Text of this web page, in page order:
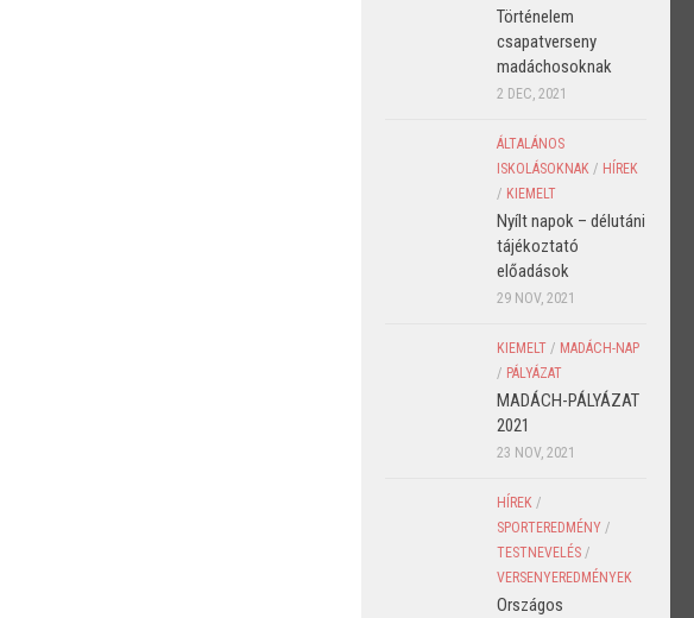
Történelem
csapatverseny
madáchosoknak
2 DEC, 2021
ÁLTALÁNOS
ISKOLÁSOKNAK / HÍREK
/ KIEMELT
Nyílt napok – délutáni
tájékoztató
előadások
29 NOV, 2021
KIEMELT / MADÁCH-NAP
/ PÁLYÁZAT
MADÁCH-PÁLYÁZAT
2021
23 NOV, 2021
HÍREK /
SPORTEREDMÉNY /
TESTNEVELÉS /
VERSENYEREDMÉNYEK
Országos